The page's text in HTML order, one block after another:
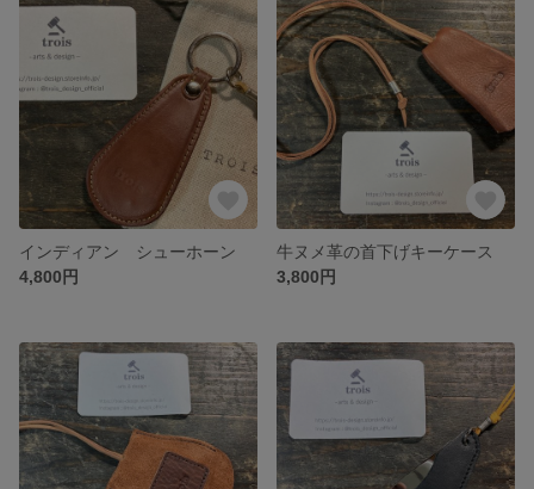
インディアン シューホーン
4,800円
牛ヌメ革の首下げキーケース
3,800円